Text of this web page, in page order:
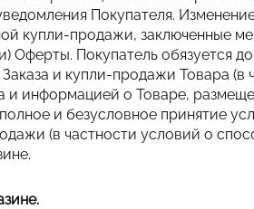
Покупателя.
купли-продажи, заключенные
Оферты. Покупатель обязуется
и купли-продажи Товара (в
и информацией о Товаре,
и безусловное принятие
(в частности условий о